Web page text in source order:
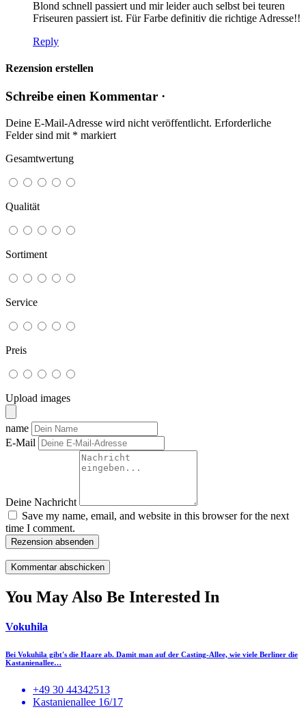
Blond schnell passiert und mir leider auch selbst bei teuren
Friseuren passiert ist. Für Farbe definitiv die richtige Adresse!!
Reply
Rezension erstellen
Schreibe einen Kommentar ·
Deine E-Mail-Adresse wird nicht veröffentlicht. Erforderliche
Felder sind mit * markiert
Gesamtwertung
Qualität
Sortiment
Service
Preis
Upload images
name
E-Mail
Deine Nachricht
Save my name, email, and website in this browser for the next
time I comment.
Rezension absenden
You May Also Be Interested In
Vokuhila
Bei Vokuhila gibt's die Haare ab. Damit man auf der Casting-Allee, wie viele Berliner die
Kastanienallee…
+49 30 44342513
Kastanienallee 16/17